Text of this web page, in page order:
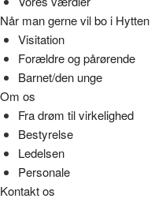
Når man gerne vil bo i Hytten
Visitation
Forældre og pårørende
Barnet/den unge
Om os
Fra drøm til virkelighed
Bestyrelse
Ledelsen
Personale
Kontakt os